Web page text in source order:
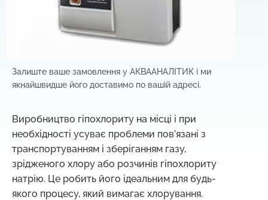
Залиште ваше замовлення у АКВААНАЛІТИК і ми
якнайшвидше його доставимо по вашій адресі.
Виробництво гіпохлориту на місці і при
необхідності усуває проблеми пов’язані з
транспортуванням і зберіганням газу,
зрідженого хлору або розчинів гіпохлориту
натрію. Це робить його ідеальним для будь-
якого процесу, який вимагає хлорування.